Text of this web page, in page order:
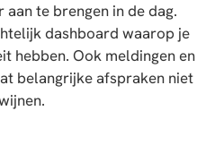
te brengen in de dag.
dashboard waarop je
hebben. Ook meldingen en
belangrijke afspraken niet